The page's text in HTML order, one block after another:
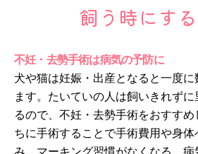
飼う時にす
不妊・去勢手術は病気の予防に
犬や猫は妊娠・出産となると一度に
ます。たいていの人は飼いきれず
るので、不妊・去勢手術をおすすめ
ちに手術することで手術費用や身